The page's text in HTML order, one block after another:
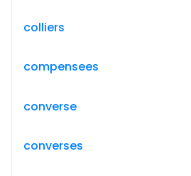
colliers
compensees
converse
converses